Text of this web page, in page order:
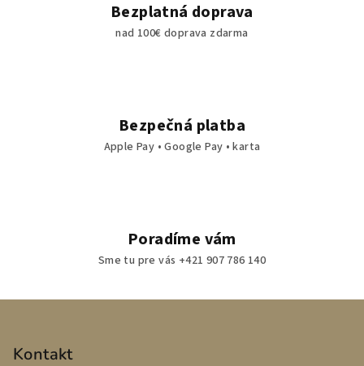
Bezplatná doprava
nad 100€ doprava zdarma
Bezpečná platba
Apple Pay • Google Pay • karta
Poradíme vám
Sme tu pre vás +421 907 786 140
Kontakt